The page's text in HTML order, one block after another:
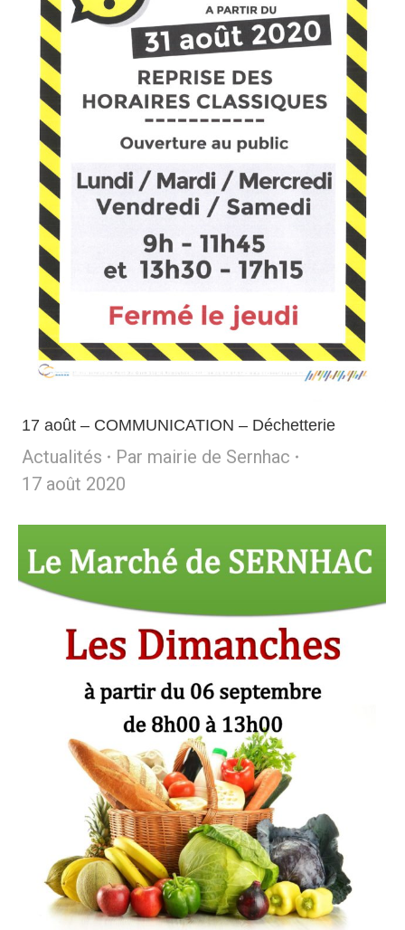
17 août – COMMUNICATION – Déchetterie
Actualités Par mairie de Sernhac
17 août 2020